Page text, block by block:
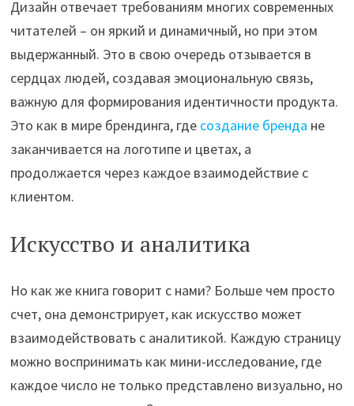
Дизайн отвечает требованиям многих современных
читателей – он яркий и динамичный, но при этом
выдержанный. Это в свою очередь отзывается в
сердцах людей, создавая эмоциональную связь,
важную для формирования идентичности продукта.
Это как в мире брендинга, где создание бренда не
заканчивается на логотипе и цветах, а
продолжается через каждое взаимодействие с
клиентом.
Искусство и аналитика
Но как же книга говорит с нами? Больше чем просто
счет, она демонстрирует, как искусство может
взаимодействовать с аналитикой. Каждую страницу
можно воспринимать как мини-исследование, где
каждое число не только представлено визуально, но